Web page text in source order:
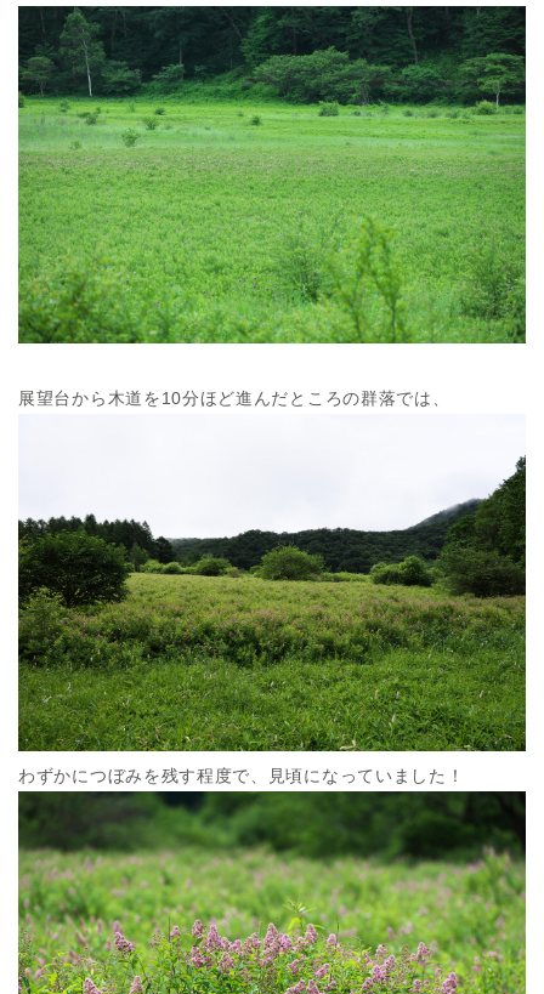
展望台から木道を10分ほど進んだところの群落では、
わずかにつぼみを残す程度で、見頃になっていました！